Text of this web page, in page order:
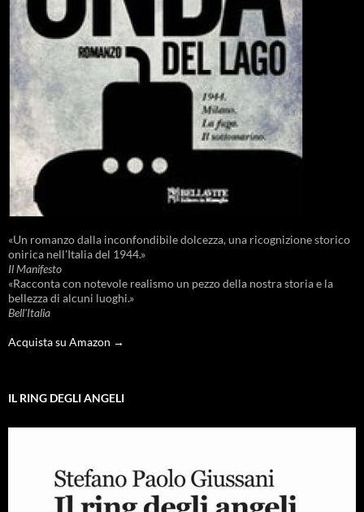
«Un romanzo dalla inconfondibile dolcezza, una ricognizione storico
onirica nell'Italia del 1944.»
Il Manifesto
«Racconta con notevole realismo un pezzo della nostra storia e la
bellezza di alcuni luoghi.»
Bell'Italia
Acquista su Amazon →
IL RING DEGLI ANGELI